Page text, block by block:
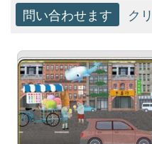
の
紹
介
館
内
の